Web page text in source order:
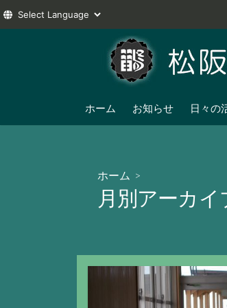
へ
ホーム お知らせ 日々の
2025
ホーム >
月別アーカイ